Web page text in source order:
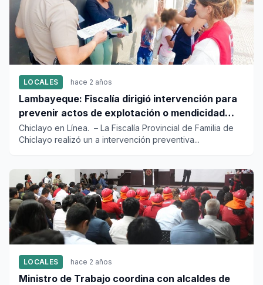
LOCALES hace 2 años
Lambayeque: Fiscalía dirigió intervención para
prevenir actos de explotación o mendicidad
infantil
Chiclayo en Línea. – La Fiscalía Provincial de Familia de
Chiclayo realizó un a intervención preventiva...
LOCALES hace 2 años
Ministro de Trabajo coordina con alcaldes de